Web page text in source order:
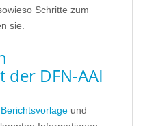
Schritte zum
sie.
der DFN-AAI
Berichtsvorlage und